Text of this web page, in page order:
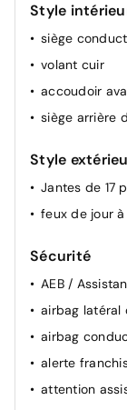
Style
siège
volant cuir
accoudoir
siège arrière
Style
Jantes de 17
feux de jour à
Sécurité
AEB /
airbag latéral
airbag
alerte
attention